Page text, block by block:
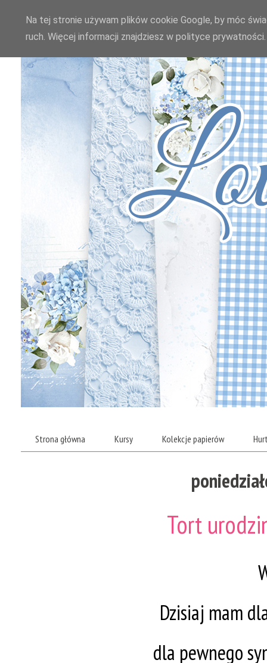
Strona główna Kursy Kolekcje papierów
Tort
Dzisiaj mam
dla pewnego
Na tej stronie używam plików cookie Google, by móc
ruch. Więcej informacji znajdziesz w polityce